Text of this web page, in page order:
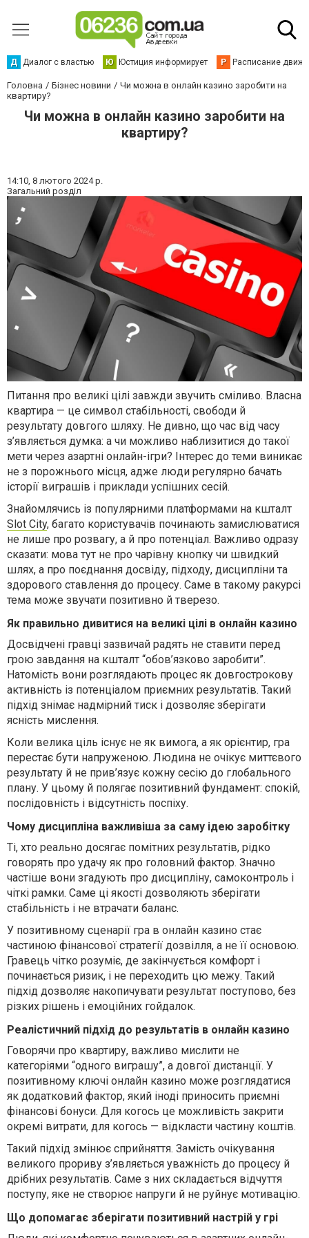
Д Диалог с властью Ю Юстиция информирует Р Расписание
Головна Бізнес новини
Чи можна в онлайн казино заробити на
квартиру?
Чи можна в онлайн казино заробити на
квартиру?
14:10, 8 лютого 2024 р.
Загальний розділ
Питання про великі цілі завжди звучить сміливо. Власна
квартира — це символ стабільності, свободи й
результату довгого шляху. Не дивно, що час від часу
з’являється думка: а чи можливо наблизитися до такої
мети через азартні онлайн-ігри? Інтерес до теми виникає
не з порожнього місця, адже люди регулярно бачать
історії виграшів і приклади успішних сесій.
Знайомлячись із популярними платформами на кшталт
Slot City, багато користувачів починають замислюватися
не лише про розвагу, а й про потенціал. Важливо одразу
сказати: мова тут не про чарівну кнопку чи швидкий
шлях, а про поєднання досвіду, підходу, дисципліни та
здорового ставлення до процесу. Саме в такому ракурсі
тема може звучати позитивно й тверезо.
Як правильно дивитися на великі цілі в онлайн казино
Досвідчені гравці зазвичай радять не ставити перед
грою завдання на кшталт “обов’язково заробити”.
Натомість вони розглядають процес як довгострокову
активність із потенціалом приємних результатів. Такий
підхід знімає надмірний тиск і дозволяє зберігати
ясність мислення.
Коли велика ціль існує не як вимога, а як орієнтир, гра
перестає бути напруженою. Людина не очікує миттєвого
результату й не прив’язує кожну сесію до глобального
плану. У цьому й полягає позитивний фундамент: спокій,
послідовність і відсутність поспіху.
Чому дисципліна важливіша за саму ідею заробітку
Ті, хто реально досягає помітних результатів, рідко
говорять про удачу як про головний фактор. Значно
частіше вони згадують про дисципліну, самоконтроль і
чіткі рамки. Саме ці якості дозволяють зберігати
стабільність і не втрачати баланс.
У позитивному сценарії гра в онлайн казино стає
частиною фінансової стратегії дозвілля, а не її основою.
Гравець чітко розуміє, де закінчується комфорт і
починається ризик, і не переходить цю межу. Такий
підхід дозволяє накопичувати результат поступово, без
різких рішень і емоційних гойдалок.
Реалістичний підхід до результатів в онлайн казино
Говорячи про квартиру, важливо мислити не
категоріями “одного виграшу”, а довгої дистанції. У
позитивному ключі онлайн казино може розглядатися
як додатковий фактор, який іноді приносить приємні
фінансові бонуси. Для когось це можливість закрити
окремі витрати, для когось — відкласти частину коштів.
Такий підхід змінює сприйняття. Замість очікування
великого прориву з’являється уважність до процесу й
дрібних результатів. Саме з них складається відчуття
поступу, яке не створює напруги й не руйнує мотивацію.
Що допомагає зберігати позитивний настрій у грі